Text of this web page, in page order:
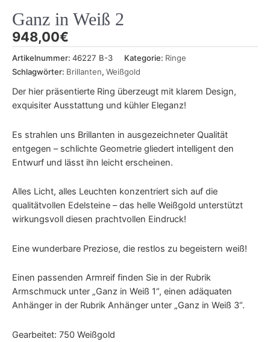
Ganz in Weiß 2
948,00€
Artikelnummer: 46227 B-3 Kategorie: Ringe
Schlagwörter: Brillanten, Weißgold
Der hier präsentierte Ring überzeugt mit klarem Design,
exquisiter Ausstattung und kühler Eleganz!
Es strahlen uns Brillanten in ausgezeichneter Qualität
entgegen – schlichte Geometrie gliedert intelligent den
Entwurf und lässt ihn leicht erscheinen.
Alles Licht, alles Leuchten konzentriert sich auf die
qualitätvollen Edelsteine – das helle Weißgold unterstützt
wirkungsvoll diesen prachtvollen Eindruck!
Eine wunderbare Preziose, die restlos zu begeistern weiß!
Einen passenden Armreif finden Sie in der Rubrik
Armschmuck unter „Ganz in Weiß 1“, einen adäquaten
Anhänger in der Rubrik Anhänger unter „Ganz in Weiß 3“.
Gearbeitet: 750 Weißgold